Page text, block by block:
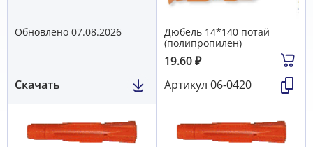
Обновлено 07.08.2026
Скачать
Дюбель 14*140 потай
(полипропилен)
19.60₽
Артикул 06-0420